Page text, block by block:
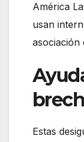
América
usan
asociación
Estas